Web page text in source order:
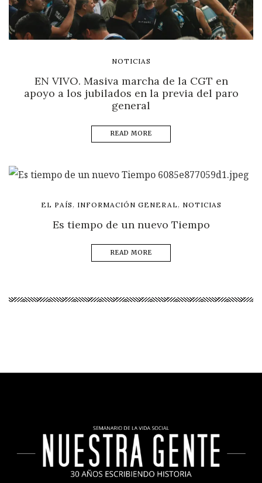
NOTICIAS
EN VIVO. Masiva marcha de la CGT en
apoyo a los jubilados en la previa del paro
general
READ MORE
EL PAÍS , INFORMACIÓN GENERAL , NOTICIAS
Es tiempo de un nuevo Tiempo
READ MORE